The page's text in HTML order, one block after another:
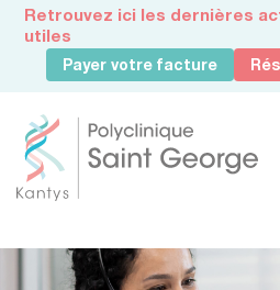
Retrouvez ici les dernières
utiles
Payer votre facture